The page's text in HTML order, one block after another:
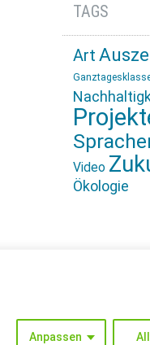
Anpassen
TAGS
Art
Video
Ökologie